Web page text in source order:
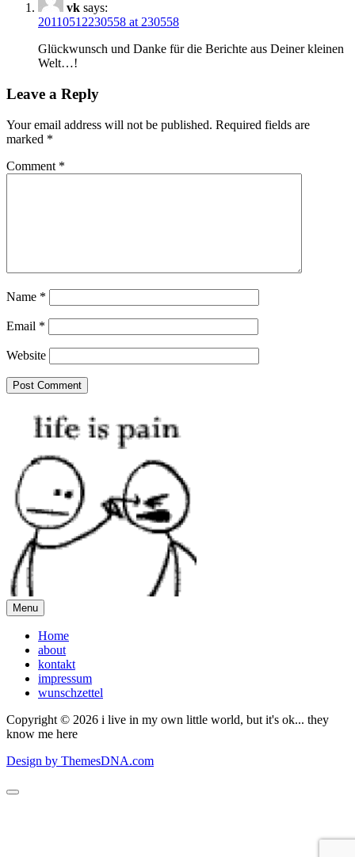
vk says:
20110512230558 at 230558
Glückwunsch und Danke für die Berichte aus Deiner kleinen
Welt…!
Leave a Reply
Your email address will not be published. Required fields are
marked *
Comment *
Name *
Email *
Website
Menu
Home
about
kontakt
impressum
wunschzettel
Copyright © 2026 i live in my own little world, but it's ok... they
know me here
Design by ThemesDNA.com
Scroll